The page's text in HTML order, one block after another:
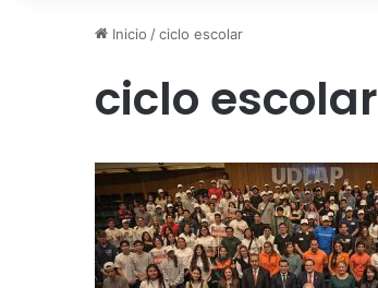
Inicio /ciclo escolar
ciclo escolar